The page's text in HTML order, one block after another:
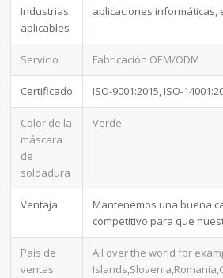
Industrias
aplicables
aplicaciones informáticas,
Servicio Fabricación OEM/ODM
Certificado ISO-9001:2015, ISO-
Color de la
máscara
de
soldadura
Verde
Ventaja
Mantenemos una buena
competitivo para que
País de
ventas
All over the world for